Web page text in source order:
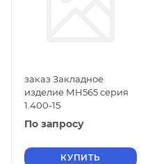
заказ Закладное
изделие МН565 серия
1.400-15
По запросу
КУПИТЬ